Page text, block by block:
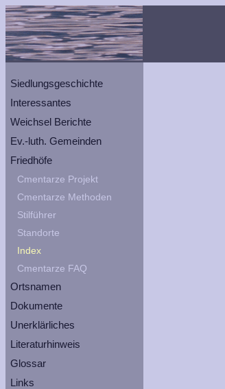
Siedlungsgeschichte
Interessantes
Weichsel Berichte
Ev.-luth. Gemeinden
Friedhöfe
Cmentarze Projekt
Cmentarze Methoden
Stilführer
Standorte
Index
Cmentarze FAQ
Ortsnamen
Dokumente
Unerklärliches
Literaturhinweis
Glossar
Links